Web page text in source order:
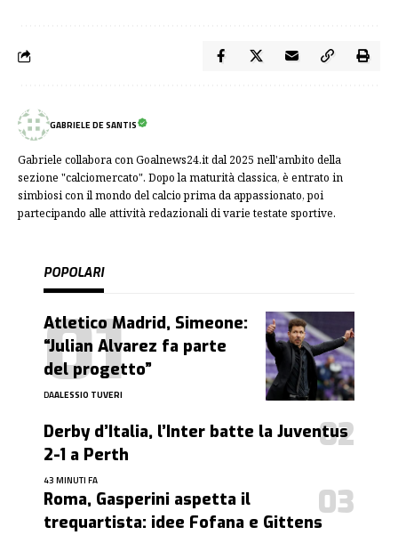
GABRIELE DE SANTIS
Gabriele collabora con Goalnews24.it dal 2025 nell'ambito della
sezione "calciomercato". Dopo la maturità classica, è entrato in
simbiosi con il mondo del calcio prima da appassionato, poi
partecipando alle attività redazionali di varie testate sportive.
POPOLARI
Atletico Madrid, Simeone:
“Julian Alvarez fa parte
del progetto”
DAALESSIO TUVERI
Derby d’Italia, l’Inter batte la Juventus
2-1 a Perth
43 MINUTI FA
Roma, Gasperini aspetta il
trequartista: idee Fofana e Gittens